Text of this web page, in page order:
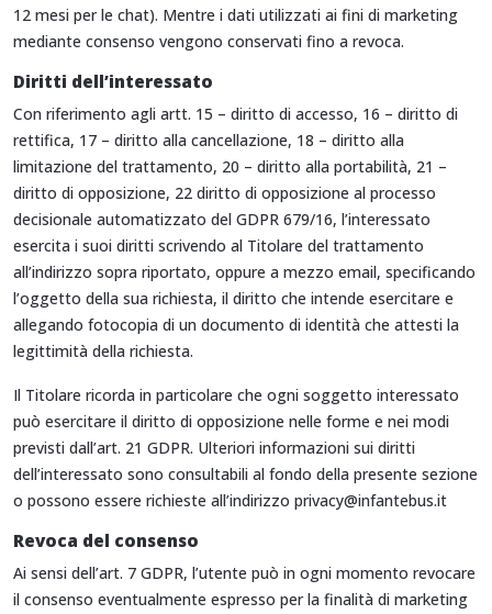
12 mesi per le chat). Mentre i dati utilizzati ai fini di marketing
mediante consenso vengono conservati fino a revoca.
Diritti dell’interessato
Con riferimento agli artt. 15 – diritto di accesso, 16 – diritto di
rettifica, 17 – diritto alla cancellazione, 18 – diritto alla
limitazione del trattamento, 20 – diritto alla portabilità, 21 –
diritto di opposizione, 22 diritto di opposizione al processo
decisionale automatizzato del GDPR 679/16, l’interessato
esercita i suoi diritti scrivendo al Titolare del trattamento
all’indirizzo sopra riportato, oppure a mezzo email, specificando
l’oggetto della sua richiesta, il diritto che intende esercitare e
allegando fotocopia di un documento di identità che attesti la
legittimità della richiesta.
Il Titolare ricorda in particolare che ogni soggetto interessato
può esercitare il diritto di opposizione nelle forme e nei modi
previsti dall’art. 21 GDPR. Ulteriori informazioni sui diritti
dell’interessato sono consultabili al fondo della presente sezione
o possono essere richieste all’indirizzo privacy@infantebus.it
Revoca del consenso
Ai sensi dell’art. 7 GDPR, l’utente può in ogni momento revocare
il consenso eventualmente espresso per la finalità di marketing